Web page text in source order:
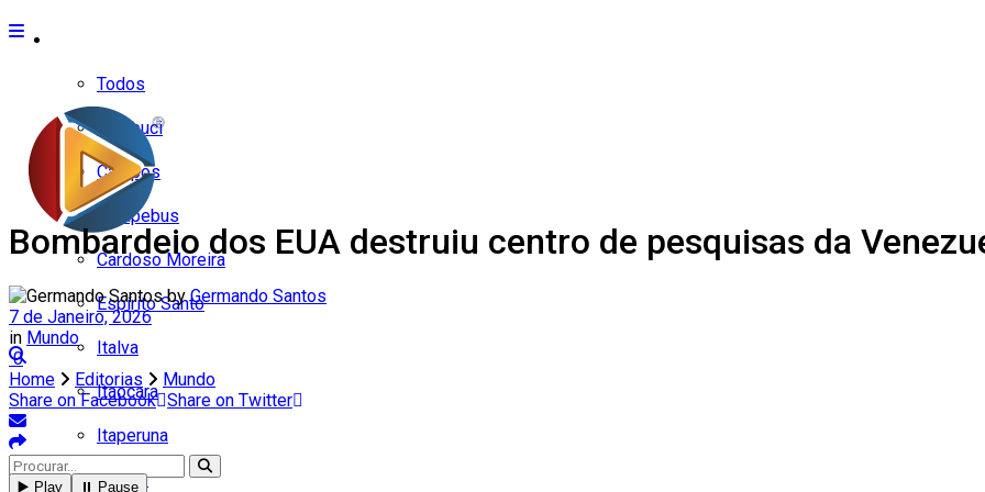
Todos
Cambuci
Campos
Carapebus
Cardoso Moreira
Espírito Santo
Italva
Itaocara
Itaperuna
Macaé
Bombardeio dos EUA destruiu centro de pesquisas da
by Germando Santos
7 de Janeiro, 2026
in Mundo
0
Home
Editorias
Mundo
Share on Facebook Share on Twitter
▶️ Play ⏸️ Pause